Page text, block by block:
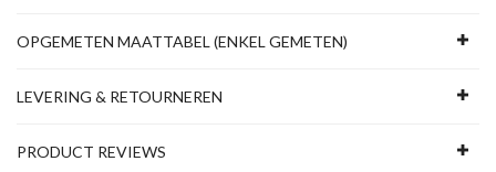
OPGEMETEN MAATTABEL (ENKEL GEMETEN)
LEVERING & RETOURNEREN
PRODUCT REVIEWS